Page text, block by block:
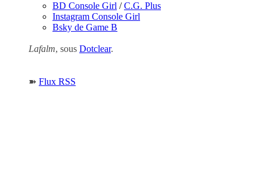
BD Console Girl /C.G. Plus
Instagram Console Girl
Bsky de Game B
Lafalm, sous Dotclear.
➽ Flux RSS